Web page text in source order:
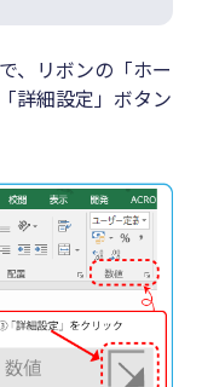
、リボンの「ホー
詳細設定」ボタン